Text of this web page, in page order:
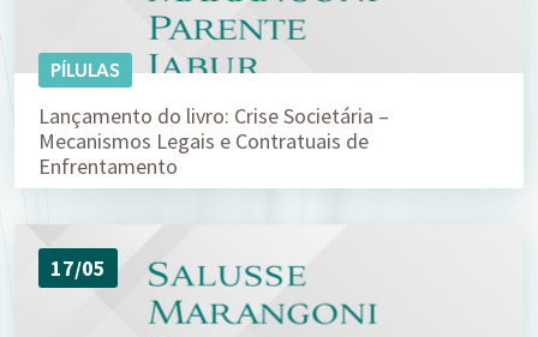
PÍLULAS
Lançamento do livro: Crise Societária –
Mecanismos Legais e Contratuais de
Enfrentamento
17/05